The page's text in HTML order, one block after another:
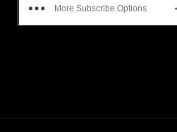
More Subscribe Options